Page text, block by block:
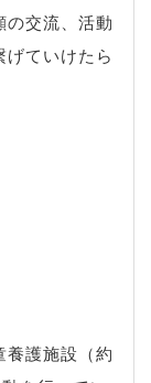
の交流、活動
げていけたら
養護施設（約